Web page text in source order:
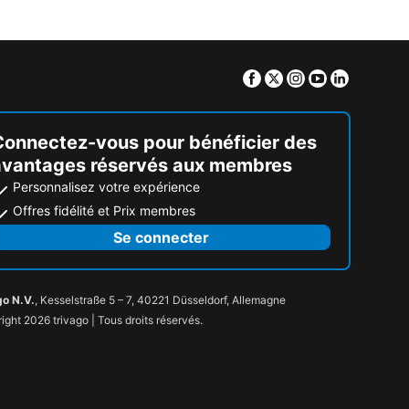
Facebook
TwitterInstagram
Youtube
vous pour bénéficier des
réservés aux membres
Personnalisez votre expérience
Offres fidélité et Prix membres
Se connecter
N.V., Kesselstraße 5 – 7, 40221 Düsseldorf, Allemagne
2026 trivago | Tous droits réservés.